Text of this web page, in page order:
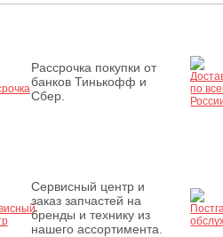
Рассрочка покупки от
банков Тинькофф и
Сбер.
Сервисный центр и
заказ запчастей на
бренды и технику из
нашего ассортимента.